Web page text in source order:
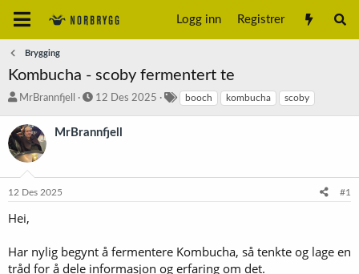
Logg inn Registrer
Brygging
Kombucha - scoby fermentert te
T
å
d
s
r
e
MrBrannfjell
S
r
12 Des 2025 booch kombucha scoby
MrBrannfjell
12 Des 2025 #1
Hei,
Har nylig begynt å fermentere Kombucha, så tenkte og lage en
tråd for å dele informasjon og erfaring om det.